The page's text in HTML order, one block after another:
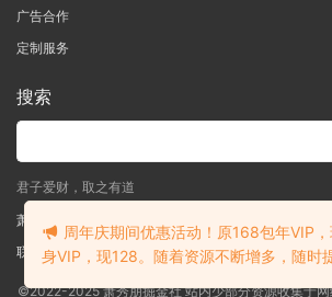
广告合作
定制服务
搜索
君子爱财，取之有道
萧秀朋掘金社
联系客服(说明需求，勿问在否)
©2022-2025 萧秀朋掘金社 站内少部分资源收集于网
周年庆期间优惠活动！原168包年VIP
身VIP，现128。随着资源不断增多，随时